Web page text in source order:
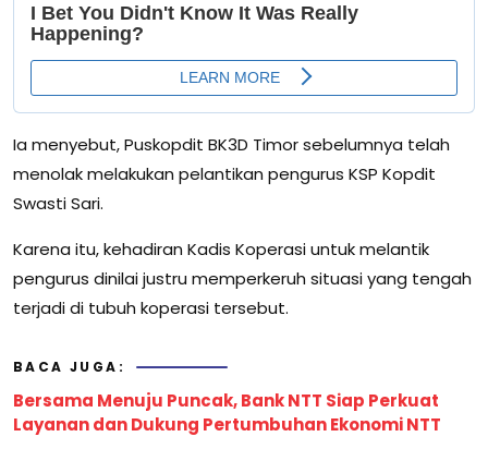
Ia menyebut, Puskopdit BK3D Timor sebelumnya telah
menolak melakukan pelantikan pengurus KSP Kopdit
Swasti Sari.
Karena itu, kehadiran Kadis Koperasi untuk melantik
pengurus dinilai justru memperkeruh situasi yang tengah
terjadi di tubuh koperasi tersebut.
BACA JUGA:
Bersama Menuju Puncak, Bank NTT Siap Perkuat
Layanan dan Dukung Pertumbuhan Ekonomi NTT